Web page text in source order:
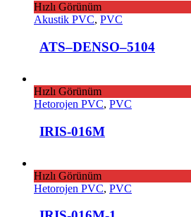
Hızlı Görünüm
Akustik PVC, PVC
ATS–DENSO–5104
Hızlı Görünüm
Hetorojen PVC, PVC
IRIS-016M
Hızlı Görünüm
Hetorojen PVC, PVC